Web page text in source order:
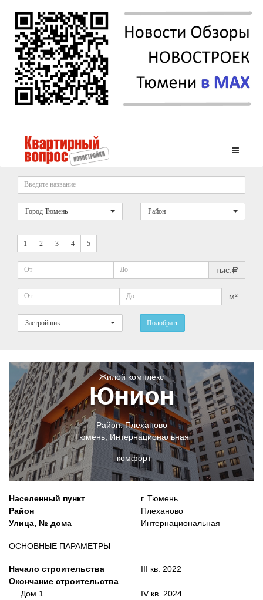
Город Тюмень Район
1 2 3 4 5
тыс.
м²
Застройщик Подобрать
Жилой комплекс
Юнион
Район:Плеханово
Тюмень, Интернациональная
комфорт
Населенный пункт
Район
Улица, № дома
ОСНОВНЫЕ ПАРАМЕТРЫ
Начало строительства
Окончание строительства
Дом 1
г. Тюмень
Плеханово
Интернациональная
III кв. 2022
IV кв. 2024